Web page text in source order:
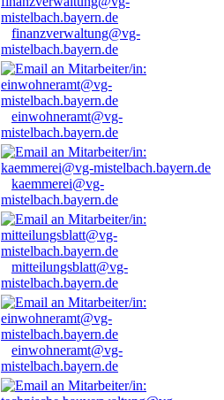
finanzverwaltung@vg-
mistelbach.bayern.de
einwohneramt@vg-
mistelbach.bayern.de
kaemmerei@vg-
mistelbach.bayern.de
mitteilungsblatt@vg-
mistelbach.bayern.de
einwohneramt@vg-
mistelbach.bayern.de